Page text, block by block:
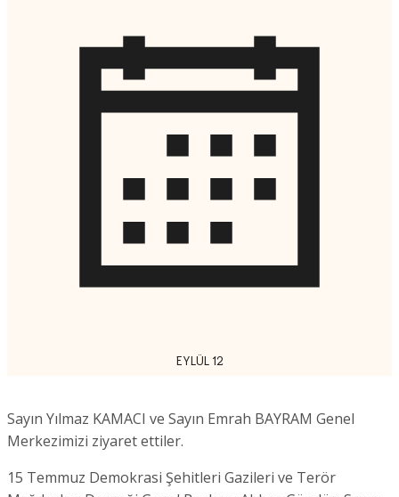
EYLÜL 12
Sayın Yılmaz KAMACI ve Sayın Emrah BAYRAM Genel
Merkezimizi ziyaret ettiler.
15 Temmuz Demokrasi Şehitleri Gazileri ve Terör